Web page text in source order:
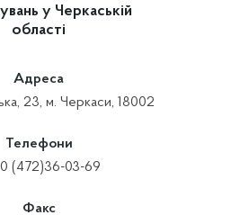
у Черкаській
області
Адреса
23, м. Черкаси, 18002
Телефони
(472)36-03-69
Факс